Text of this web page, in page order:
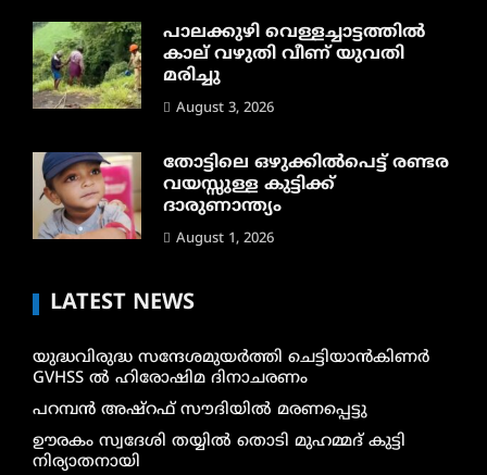
പാലക്കുഴി വെള്ളച്ചാട്ടത്തില്‍
കാല് വഴുതി വീണ് യുവതി
മരിച്ചു
August 3, 2026
തോട്ടിലെ ഒഴുക്കിൽപെട്ട് രണ്ടര
വയസ്സുള്ള കുട്ടിക്ക്
ദാരുണാന്ത്യം
August 1, 2026
LATEST NEWS
യുദ്ധവിരുദ്ധ സന്ദേശമുയർത്തി ചെട്ടിയാൻകിണർ
GVHSS ൽ ഹിരോഷിമ ദിനാചരണം
പറമ്പൻ അഷ്‌റഫ് സൗദിയിൽ മരണപ്പെട്ടു
ഊരകം സ്വദേശി തയ്യിൽ തൊടി മുഹമ്മദ് കുട്ടി
നിര്യാതനായി